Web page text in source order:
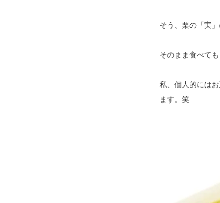
そう、栗の「実
そのまま食べて
私、個人的には
ます。笑